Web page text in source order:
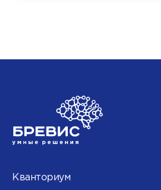
Кванториум